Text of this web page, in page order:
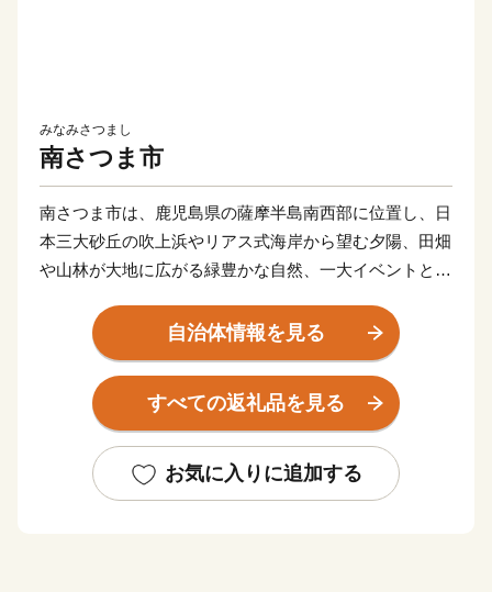
みなみさつまし
南さつま市
南さつま市は、鹿児島県の薩摩半島南西部に位置し、日
本三大砂丘の吹上浜やリアス式海岸から望む夕陽、田畑
や山林が大地に広がる緑豊かな自然、一大イベントとし
地域の様々な郷土芸能や伝統行事、海と大地の恵みの多
種多様な農・畜・水産物や加工品、焼酎・電子部品等の
地場産業など、多くの資源に恵まれています。
ふるさと納税を通して、南さつま市の魅力ある特産品を
てほしい！との思いで取り組んでおります。
自治体情報を見る
すべての返礼品を見る
お気に入りに追加する